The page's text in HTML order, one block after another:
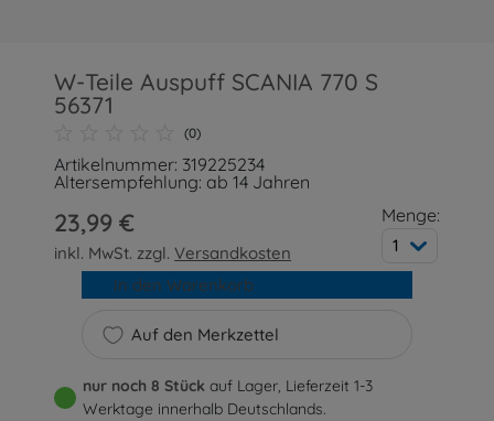
W-Teile Auspuff SCANIA 770 S
56371
(0)
Artikelnummer: 319225234
Altersempfehlung: ab 14 Jahren
23,99 €
inkl. MwSt. zzgl.Versandkosten
Menge:
1
Auf den Merkzettel
In den Warenkorb
nur noch 8 Stück auf Lager, Lieferzeit 1-3
Werktage innerhalb Deutschlands.